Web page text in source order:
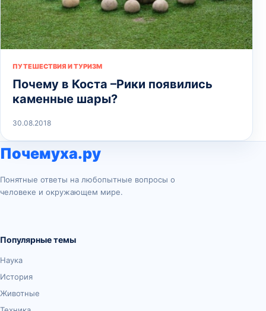
ПУТЕШЕСТВИЯ И ТУРИЗМ
Почему в Коста –Рики появились
каменные шары?
30.08.2018
Почемуха.ру
Понятные ответы на любопытные вопросы о
человеке и окружающем мире.
Популярные темы
Наука
История
Животные